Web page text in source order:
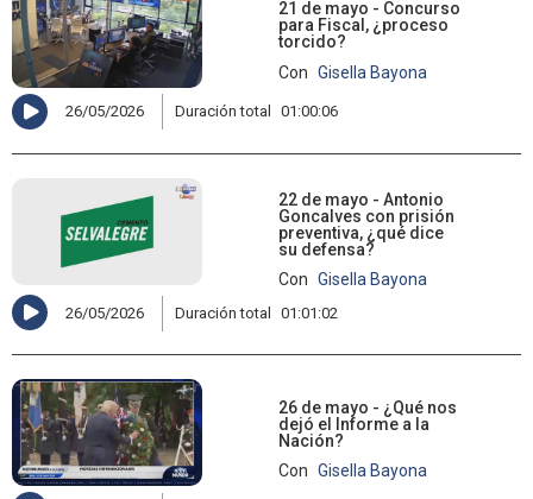
21 de mayo - Concurso
para Fiscal, ¿proceso
torcido?
Con Gisella Bayona
26/05/2026 Duración total 01:00:06
22 de mayo - Antonio
Goncalves con prisión
preventiva, ¿qué dice
su defensa?
Con Gisella Bayona
26/05/2026 Duración total 01:01:02
26 de mayo - ¿Qué nos
dejó el Informe a la
Nación?
Con Gisella Bayona